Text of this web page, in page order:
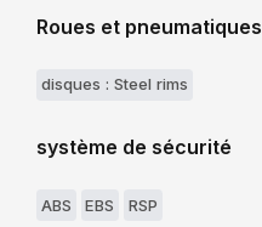
Roues et pneumatiques
disques : Steel rims
système de sécurité
ABS EBS RSP